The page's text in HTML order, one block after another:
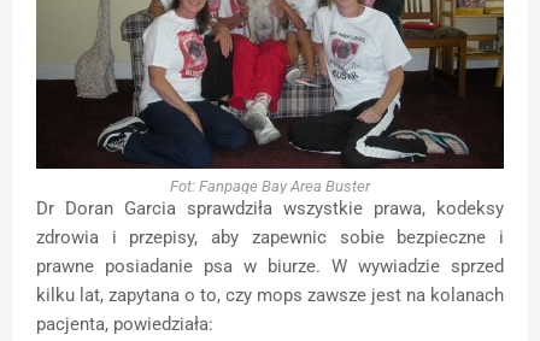
Fot: Fanpage Bay Area Buster
Dr Doran Garcia sprawdziła wszystkie prawa, kodeksy
zdrowia i przepisy, aby zapewnic sobie bezpieczne i
prawne posiadanie psa w biurze. W wywiadzie sprzed
kilku lat, zapytana o to, czy mops zawsze jest na kolanach
pacjenta, powiedziała: